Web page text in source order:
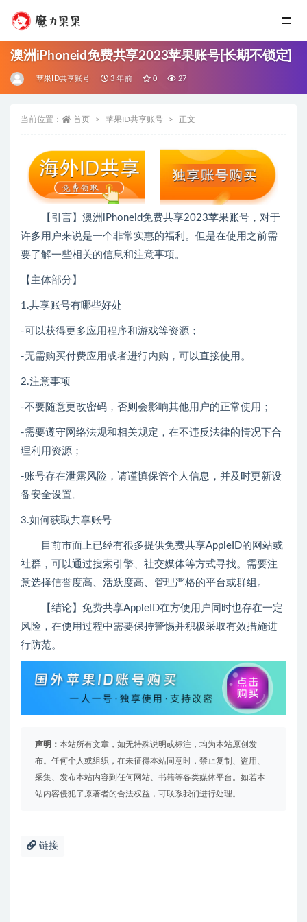
澳洲iPhoneid免费共享2023苹果账号[长期不锁定]
苹果ID共享账号 3 年前 0 27
当前位置： 首页 苹果ID共享账号 正文
【引言】澳洲iPhoneid免费共享2023苹果账号，对于
许多用户来说是一个非常实惠的福利。但是在使用之前需
要了解一些相关的信息和注意事项。
【主体部分】
1.共享账号有哪些好处
-可以获得更多应用程序和游戏等资源；
-无需购买付费应用或者进行内购，可以直接使用。
2.注意事项
-不要随意更改密码，否则会影响其他用户的正常使用；
-需要遵守网络法规和相关规定，在不违反法律的情况下合
理利用资源；
-账号存在泄露风险，请谨慎保管个人信息，并及时更新设
备安全设置。
3.如何获取共享账号
目前市面上已经有很多提供免费共享AppleID的网站或
社群，可以通过搜索引擎、社交媒体等方式寻找。需要注
意选择信誉度高、活跃度高、管理严格的平台或群组。
【结论】免费共享AppleID在方便用户同时也存在一定
风险，在使用过程中需要保持警惕并积极采取有效措施进
行防范。
声明： 本站所有文章，如无特殊说明或标注，均为本站原创发
布。任何个人或组织，在未征得本站同意时，禁止复制、盗用、
采集、发布本站内容到任何网站、书籍等各类媒体平台。如若本
站内容侵犯了原著者的合法权益，可联系我们进行处理。
链接